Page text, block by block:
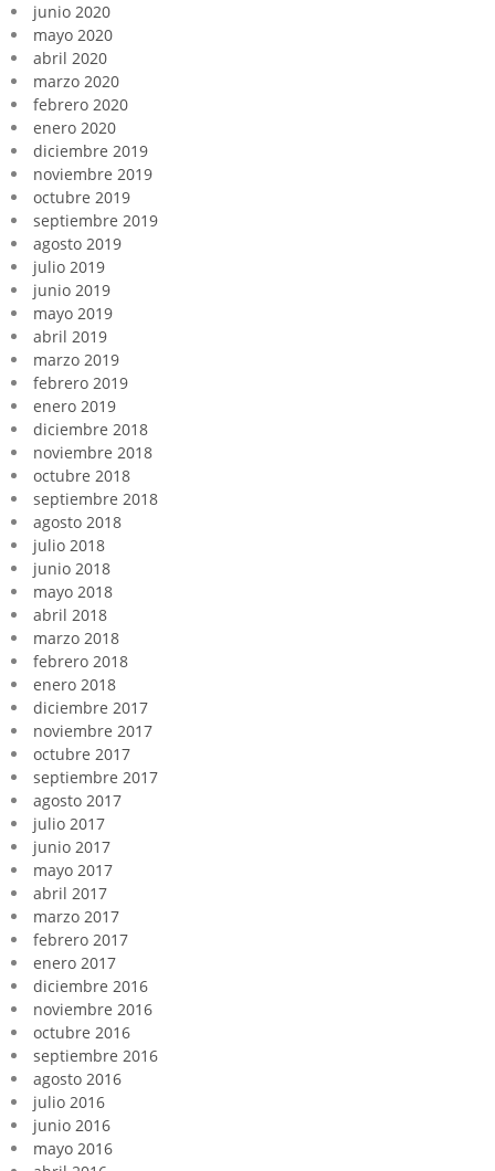
junio 2020
mayo 2020
abril 2020
marzo 2020
febrero 2020
enero 2020
diciembre 2019
noviembre 2019
octubre 2019
septiembre 2019
agosto 2019
julio 2019
junio 2019
mayo 2019
abril 2019
marzo 2019
febrero 2019
enero 2019
diciembre 2018
noviembre 2018
octubre 2018
septiembre 2018
agosto 2018
julio 2018
junio 2018
mayo 2018
abril 2018
marzo 2018
febrero 2018
enero 2018
diciembre 2017
noviembre 2017
octubre 2017
septiembre 2017
agosto 2017
julio 2017
junio 2017
mayo 2017
abril 2017
marzo 2017
febrero 2017
enero 2017
diciembre 2016
noviembre 2016
octubre 2016
septiembre 2016
agosto 2016
julio 2016
junio 2016
mayo 2016